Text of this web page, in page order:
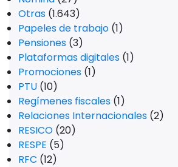
Otras (1.643)
Papeles de trabajo (1)
Pensiones (3)
Plataformas digitales (1)
Promociones (1)
PTU (10)
Regímenes fiscales (1)
Relaciones Internacionales (2)
RESICO (20)
RESPE (5)
RFC (12)